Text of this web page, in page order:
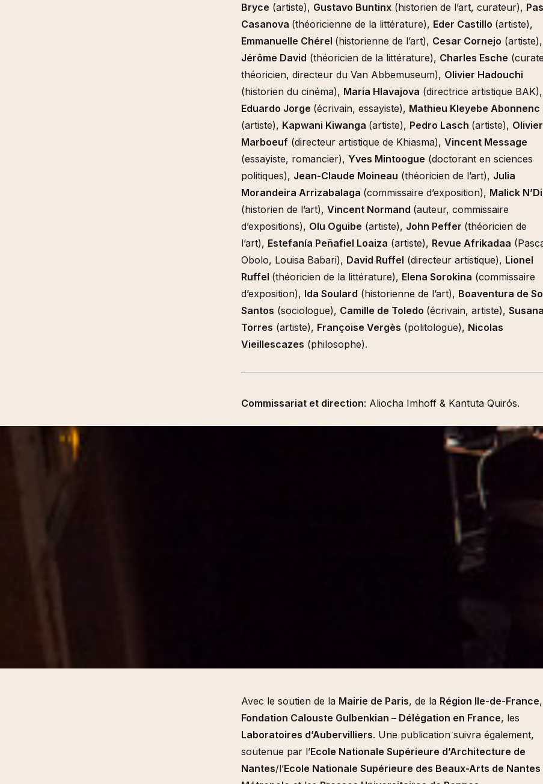
Bryce (artiste), Gustavo Buntinx (historien de l’art, curateur),
Casanova (théoricienne de la littérature), Eder Castillo (artiste),
Emmanuelle Chérel (historienne de l’art), Cesar Cornejo (artiste),
Jérôme David (théoricien de la littérature), Charles Esche
théoricien, directeur du Van Abbemuseum), Olivier Hadouchi
(historien du cinéma), Maria Hlavajova (directrice artistique BAK),
Eduardo Jorge (écrivain, essayiste), Mathieu Kleyebe Abonnenc
(artiste), Kapwani Kiwanga (artiste), Pedro Lasch (artiste), Olivier
Marboeuf (directeur artistique de Khiasma), Vincent Message
(essayiste, romancier), Yves Mintoogue (doctorant en sciences
politiques), Jean-Claude Moineau (théoricien de l’art), Julia
Morandeira Arrizabalaga (commissaire d’exposition), Malick
(historien de l’art), Vincent Normand (auteur, commissaire
d’expositions), Olu Oguibe (artiste), John Peffer (théoricien de
l’art), Estefanía Peñafiel Loaiza (artiste), Revue Afrikadaa
Obolo, Louisa Babari), David Ruffel (directeur artistique), Lionel
Ruffel (théoricien de la littérature), Elena Sorokina (commissaire
d’exposition), Ida Soulard (historienne de l’art), Boaventura de
Santos (sociologue), Camille de Toledo (écrivain, artiste), Susana
Torres (artiste), Françoise Vergès (politologue), Nicolas
Vieillescazes (philosophe).
Commissariat et direction: Aliocha Imhoff & Kantuta Quirós.
Avec le soutien de la Mairie de Paris, de la Région Ile-de-France
Fondation Calouste Gulbenkian – Délégation en France, les
Laboratoires d’Aubervilliers. Une publication suivra également,
soutenue par l’Ecole Nationale Supérieure d’Architecture de
Nantes/l’Ecole Nationale Supérieure des Beaux-Arts de Nantes